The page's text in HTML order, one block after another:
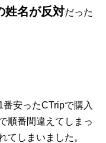
姓名が反対だった
安ったCTripで購入
順番間違えてしまっ
てしまいました。